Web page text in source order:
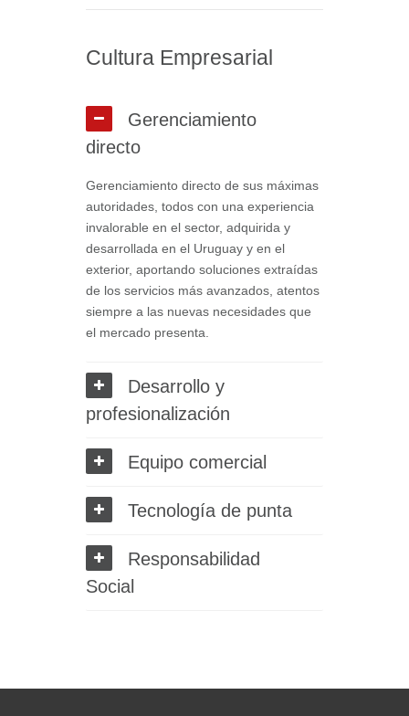
Cultura Empresarial
Gerenciamiento
directo
Gerenciamiento directo de sus máximas
autoridades, todos con una experiencia
invalorable en el sector, adquirida y
desarrollada en el Uruguay y en el
exterior, aportando soluciones extraídas
de los servicios más avanzados, atentos
siempre a las nuevas necesidades que
el mercado presenta.
Desarrollo y
profesionalización
Equipo comercial
Tecnología de punta
Responsabilidad
Social